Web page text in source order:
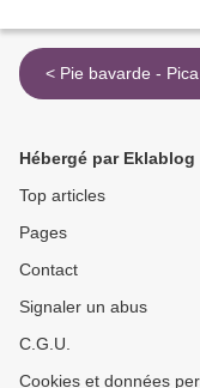
< Pie bavarde -
Hébergé par Eklablog
Top articles
Pages
Contact
Signaler un abus
C.G.U.
Cookies et données